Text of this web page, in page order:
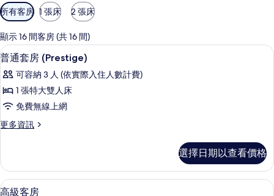
可
用
的
客
房
篩
選
條
所有客房 1 張床 2 張床
顯示 16 間客房 (共 16 間)
顯
示
普
通
套
房
的
所
有
普通套房 (Prestige) | 高級寢具、迷你
6
普通套房 (Prestige)
可容納 3 人 (依實際入住人數計費)
1 張特大雙人床
免費無線上網
更多資訊
更
套
房
(Prestige)
選擇日期以查看價格
顯
高級寢具、迷你吧、客房內保險箱、書
5
高級客房